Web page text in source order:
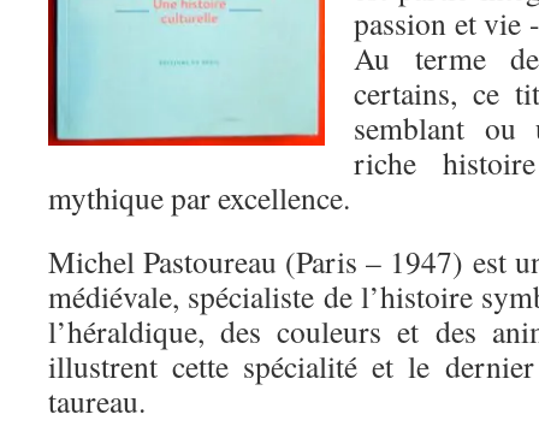
passion et vie
Au terme
certains, ce
semblant ou
riche
mythique par excellence.
Michel Pastoureau (Paris – 1947) est
médiévale, spécialiste de l’histoire
l’héraldique, des couleurs et des
illustrent cette spécialité et le
taureau.